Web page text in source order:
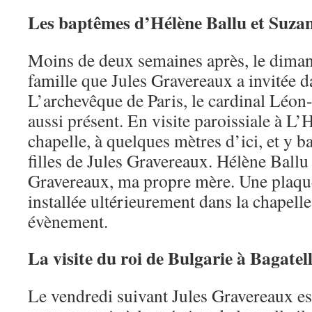
Les baptêmes d’Hélène Ballu et
Moins de deux semaines après, le
famille que Jules Gravereaux a invitée
L’archevêque de Paris, le cardinal
aussi présent. En visite paroissiale à
chapelle, à quelques mètres d’ici, et y
filles de Jules Gravereaux. Hélène Ballu
Gravereaux, ma propre mère. Une
installée ultérieurement dans la
évènement.
La visite du roi de Bulgarie à
Le vendredi suivant Jules Gravereaux